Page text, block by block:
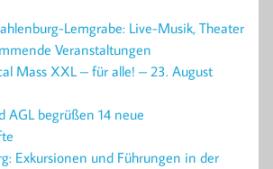
Lemgrabe: Live-Musik, Theater
Veranstaltungen
Mass XXL – für alle! – 23. August
AGL begrüßen 14 neue
Exkursionen und Führungen in der